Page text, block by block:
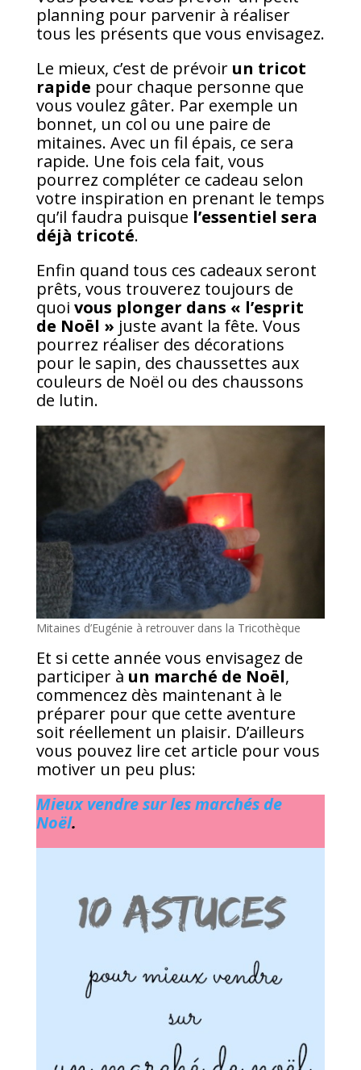
planning pour parvenir à réaliser
tous les présents que vous envisagez.
Le mieux, c’est de prévoir un tricot
rapide pour chaque personne que
vous voulez gâter. Par exemple un
bonnet, un col ou une paire de
mitaines. Avec un fil épais, ce sera
rapide. Une fois cela fait, vous
pourrez compléter ce cadeau selon
votre inspiration en prenant le temps
qu’il faudra puisque l’essentiel sera
déjà tricoté.
Enfin quand tous ces cadeaux seront
prêts, vous trouverez toujours de
quoi vous plonger dans « l’esprit
de Noël » juste avant la fête. Vous
pourrez réaliser des décorations
pour le sapin, des chaussettes aux
couleurs de Noël ou des chaussons
de lutin.
Mitaines d’Eugénie à retrouver dans la Tricothèque
Et si cette année vous envisagez de
participer à un marché de Noël,
commencez dès maintenant à le
préparer pour que cette aventure
soit réellement un plaisir. D’ailleurs
vous pouvez lire cet article pour vous
motiver un peu plus:
Mieux vendre sur les marchés de
Noël.